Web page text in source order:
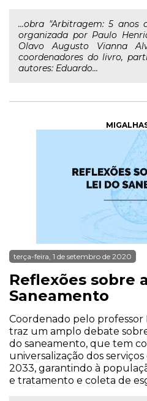
...obra "Arbitragem: 5 anos
organizada por Paulo
Olavo Augusto Vianna
coordenadores do livro,
autores: Eduardo...
terça-feira, 1 de setembro de 2020
Reflexões sobre
Saneamento
Coordenado pelo professor
traz um amplo debate
do saneamento, que tem
universalização dos
2033, garantindo à
e tratamento e coleta de